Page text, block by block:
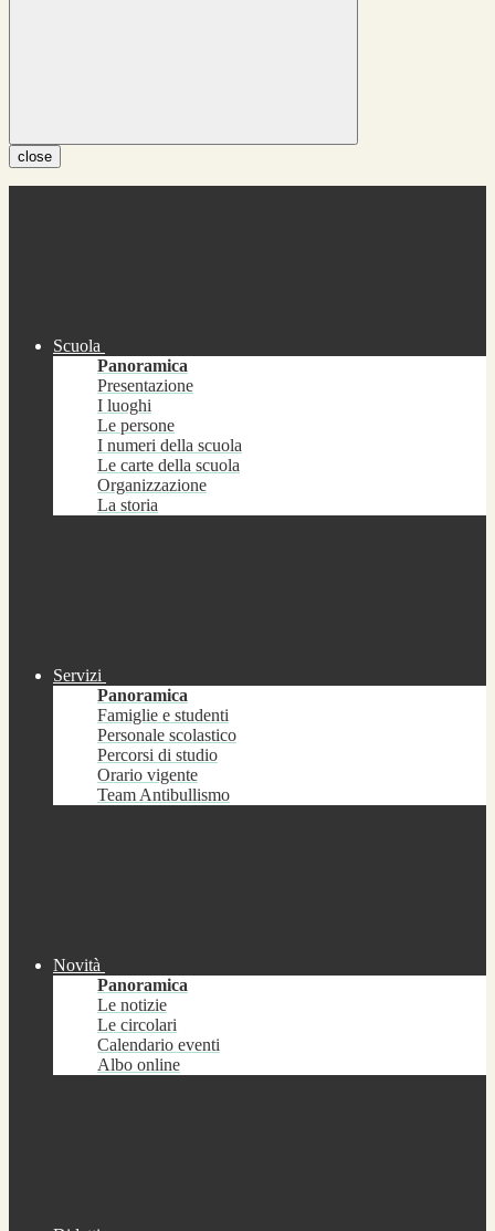
close
Scuola
Panoramica
Presentazione
I luoghi
Le persone
I numeri della scuola
Le carte della scuola
Organizzazione
La storia
Servizi
Panoramica
Famiglie e studenti
Personale scolastico
Percorsi di studio
Orario vigente
Team Antibullismo
Novità
Panoramica
Le notizie
Le circolari
Calendario eventi
Albo online